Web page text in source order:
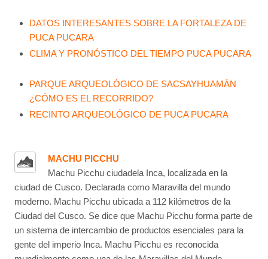
DATOS INTERESANTES SOBRE LA FORTALEZA DE
PUCA PUCARA
CLIMA Y PRONÓSTICO DEL TIEMPO PUCA PUCARA
PARQUE ARQUEOLÓGICO DE SACSAYHUAMÁN
¿CÓMO ES EL RECORRIDO?
RECINTO ARQUEOLÓGICO DE PUCA PUCARA
MACHU PICCHU
Machu Picchu ciudadela Inca, localizada en la
ciudad de Cusco. Declarada como Maravilla del mundo
moderno. Machu Picchu ubicada a 112 kilómetros de la
Ciudad del Cusco. Se dice que Machu Picchu forma parte de
un sistema de intercambio de productos esenciales para la
gente del imperio Inca. Machu Picchu es reconocida